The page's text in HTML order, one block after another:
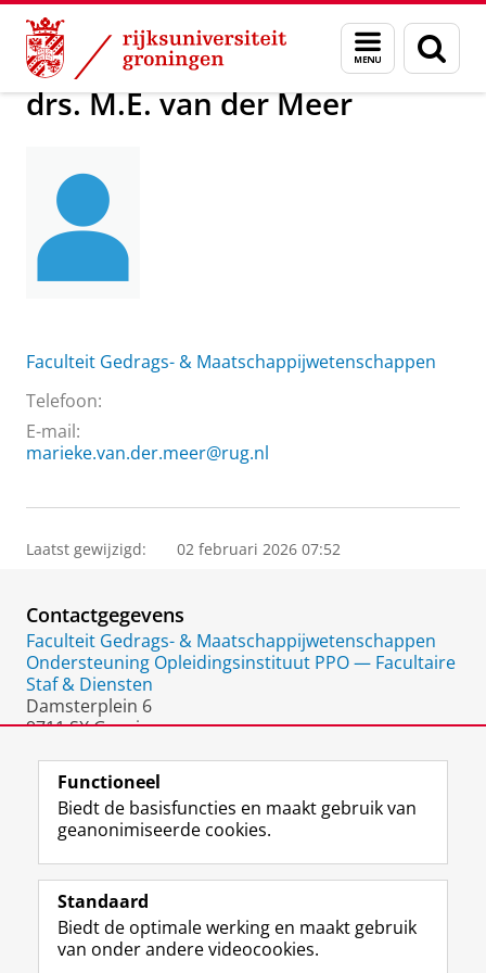
Skip
Content
Skip
Navigation
Menu
en
zoeken
Over ons drs. M.E. van der Meer
drs. M.E. van der Meer
Faculteit Gedrags- & Maatschappijwetenschappen
Telefoon:
E-mail:
marieke.van.der.meer@rug.nl
Laatst gewijzigd: 02 februari 2026 07:52
Contactgegevens
Faculteit Gedrags- & Maatschappijwetenschappen
Ondersteuning Opleidingsinstituut PPO — Facultaire
Staf & Diensten
Damsterplein 6
9711 SX Groningen
Volg de RUG
F
a
e
b
L
i
k
e
R
S
-
f
I
n
t
Y
o
T
Studiekiezers
Functioneel
Biedt de basisfuncties en maakt gebruik van
geanonimiseerde cookies.
Standaard
Biedt de optimale werking en maakt gebruik
van onder andere videocookies.